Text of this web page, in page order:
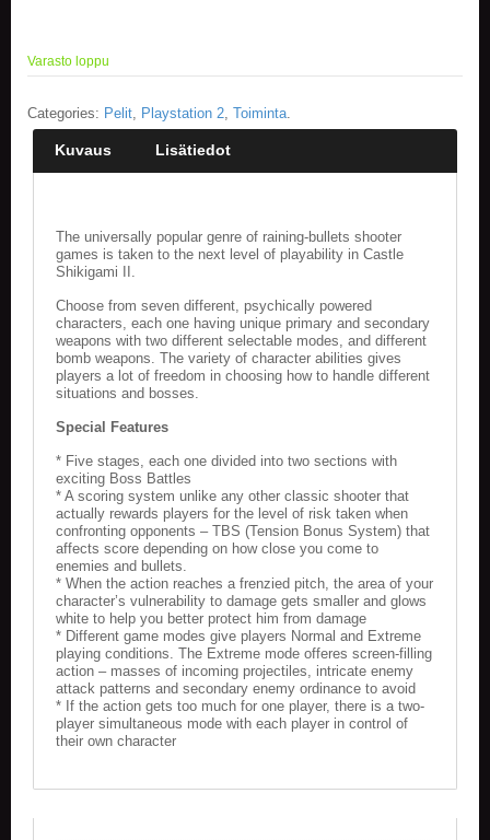
Varasto loppu
Categories: Pelit, Playstation 2, Toiminta.
Kuvaus Lisätiedot
The universally popular genre of raining-bullets shooter
games is taken to the next level of playability in Castle
Shikigami II.
Choose from seven different, psychically powered
characters, each one having unique primary and secondary
weapons with two different selectable modes, and different
bomb weapons. The variety of character abilities gives
players a lot of freedom in choosing how to handle different
situations and bosses.
Special Features
* Five stages, each one divided into two sections with
exciting Boss Battles
* A scoring system unlike any other classic shooter that
actually rewards players for the level of risk taken when
confronting opponents – TBS (Tension Bonus System) that
affects score depending on how close you come to
enemies and bullets.
* When the action reaches a frenzied pitch, the area of your
character’s vulnerability to damage gets smaller and glows
white to help you better protect him from damage
* Different game modes give players Normal and Extreme
playing conditions. The Extreme mode offeres screen-filling
action – masses of incoming projectiles, intricate enemy
attack patterns and secondary enemy ordinance to avoid
* If the action gets too much for one player, there is a two-
player simultaneous mode with each player in control of
their own character